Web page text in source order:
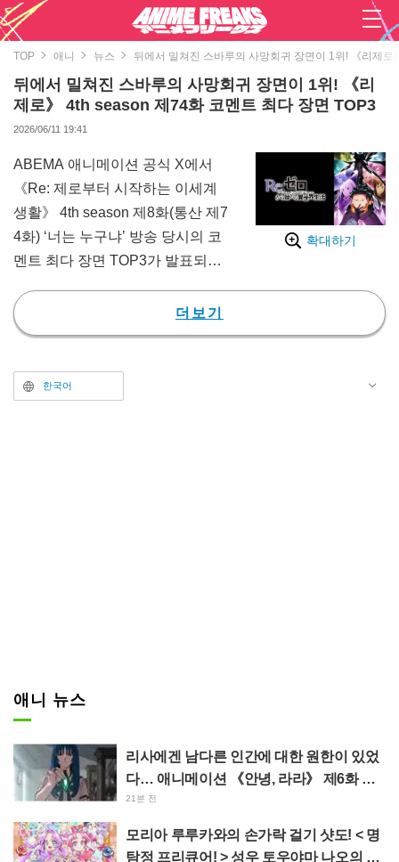
TOP 애니 뉴스 뒤에서 밀쳐진 스바루의 사망회귀 장면이 1위! 《리제
뒤에서 밀쳐진 스바루의 사망회귀 장면이 1위! 《리
제로》 4th season 제74화 코멘트 최다 장면 TOP3
2026/06/11 19:41
확대하기
ABEMA 애니메이션 공식 X에서
《Re: 제로부터 시작하는 이세계
생활》 4th season 제8화(통산 제7
4화) ‘너는 누구냐’ 방송 당시의 코
멘트 최다 장면 TOP3가 발표되었
《Re: 제로부터 시작하는 이세계
생활》은 전 세계 시리즈 누적 발
돌파한 나가츠키 탓페이 작가의 소
설이 원작이다. 이세계로 소환된
더보기
한국어
애니 뉴스
리사에겐 남다른 인간에 대한 원한이 있었
다… 애니메이션 《안녕, 라라》 제6화 줄
거리·선공개 컷 공개
21분 전
모리아 루루카와의 손가락 걸기 샷도! < 명
탐정 프리큐어! > 성우 토우야마 나오의 드